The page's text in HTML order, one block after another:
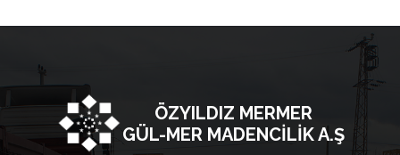
ÖZYILDIZ MERMER
GÜL-MER MADENCİLİK A.Ş